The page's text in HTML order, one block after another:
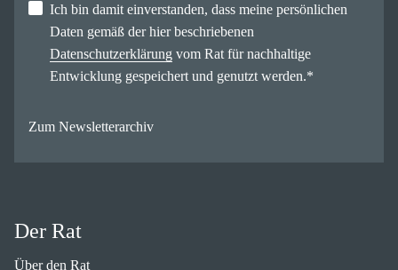
Ich bin damit einverstanden, dass meine persönlichen
Daten gemäß der hier beschriebenen
Datenschutzerklärung vom Rat für nachhaltige
Entwicklung gespeichert und genutzt werden.*
Zum Newsletterarchiv
Der Rat
Über den Rat